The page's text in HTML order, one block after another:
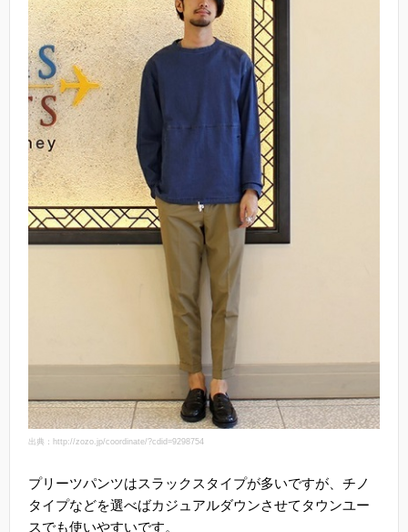
出典：http://zozo.jp/coordinate/?cdid=9298754
プリーツパンツはスラックスタイプが多いですが、チノ
タイプなどを選べばカジュアルダウンさせてタウンユー
スでも使いやすいです。